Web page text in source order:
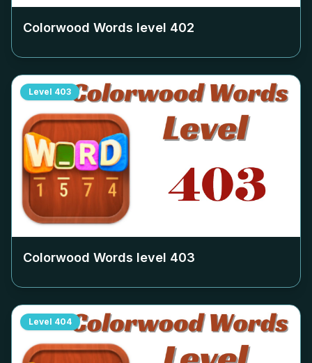
Colorwood Words level 402
Level 403
Colorwood Words level 403
Level 404